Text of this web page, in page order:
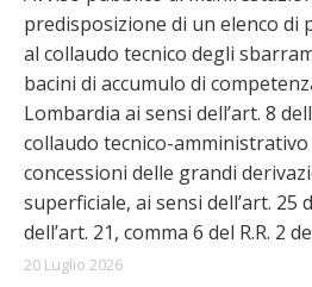
predisposizione di un elenco
al collaudo tecnico degli
bacini di accumulo di
Lombardia ai sensi dell’art. 8
collaudo tecnico-
concessioni delle grandi
superficiale, ai sensi dell’art. 25
dell’art. 21, comma 6 del R.R. 2
20 Luglio 2026